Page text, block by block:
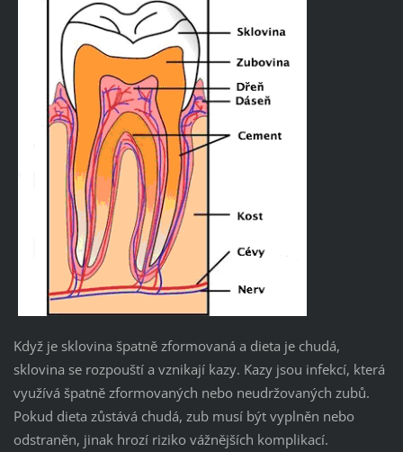
Když je sklovina špatně zformovaná a dieta je chudá,
sklovina se rozpouští a vznikají kazy. Kazy jsou infekcí, která
využívá špatně zformovaných nebo neudržovaných zubů.
Pokud dieta zůstává chudá, zub musí být vyplněn nebo
odstraněn, jinak hrozí riziko vážnějších komplikací.